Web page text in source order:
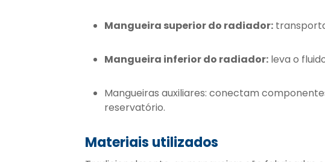
Mangueira superior do radiador:
Mangueira inferior do radiador: leva o
Mangueiras auxiliares: conectam
reservatório.
Materiais utilizados